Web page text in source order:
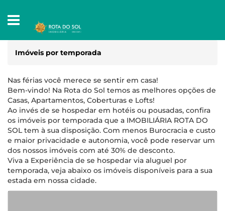
Imóveis por temporada
Nas férias você merece se sentir em casa!
Bem-vindo! Na Rota do Sol temos as melhores opções de
Casas, Apartamentos, Coberturas e Lofts!
Ao invés de se hospedar em hotéis ou pousadas, confira
os imóveis por temporada que a IMOBILIÁRIA ROTA DO
SOL tem à sua disposição. Com menos Burocracia e custo
e maior privacidade e autonomia, você pode reservar um
dos nossos imóveis com até 30% de desconto.
Viva a Experiência de se hospedar via aluguel por
temporada, veja abaixo os imóveis disponíveis para a sua
estada em nossa cidade.